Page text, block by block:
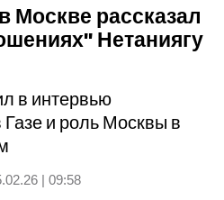
Москве рассказал
Нетаниягу
в интервью
Газе и роль Москвы в
| 09:58